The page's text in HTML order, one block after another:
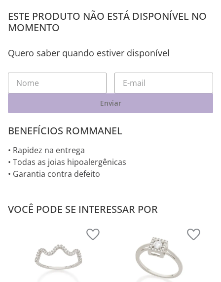
ESTE PRODUTO NÃO ESTÁ DISPONÍVEL NO
MOMENTO
Quero saber quando estiver disponível
Enviar
BENEFÍCIOS ROMMANEL
• Rapidez na entrega
• Todas as joias hipoalergênicas
• Garantia contra defeito
VOCÊ PODE SE INTERESSAR POR